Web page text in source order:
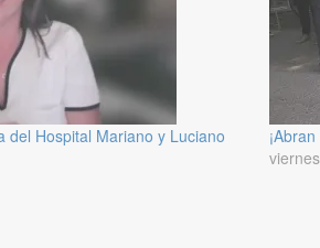
del Hospital Mariano y Luciano